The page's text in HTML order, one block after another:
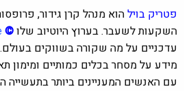
פטריק בוילהוא מנהל קרן גידור,
השקעות לשעבר. בערוץ היוטיוב שלו©
עדכניים על מה שקורה בשווקים בעולם.
מידע על מסחר בכלים כמותיים ומימון
עם האנשים המעניינים ביותר בתעשייה